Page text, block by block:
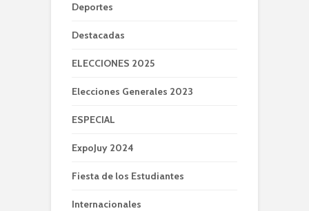
Deportes
Destacadas
ELECCIONES 2025
Elecciones Generales 2023
ESPECIAL
ExpoJuy 2024
Fiesta de los Estudiantes
Internacionales